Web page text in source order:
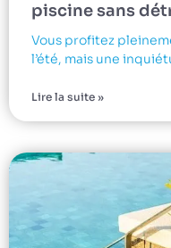
piscine sans
Vous profitez
l’été, mais une
Lire la suite »